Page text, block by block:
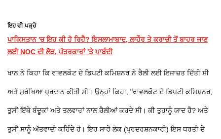
ਇਹ ਵੀ ਪੜ੍ਹੋ
ਪਾਕਿਸਤਾਨ 'ਚ ਇਹ ਕੀ ਹੋ ਰਿਹੈ? ਇਸਲਾਮਾਬਾਦ, ਲਾਹੌਰ ਤੇ ਕਰਾਚੀ ਤੋਂ ਬਾਹਰ ਜਾਣ
ਲਈ NOC ਦੀ ਲੋੜ, ਪੱਤਰਕਾਰਾਂ 'ਤੇ ਪਾਬੰਦੀ
ਖਾਨ ਨੇ ਕਿਹਾ ਕਿ ਰਾਵਲਕੋਟ ਦੇ ਡਿਪਟੀ ਕਮਿਸ਼ਨਰ ਨੇ ਰੈਲੀ ਲਈ ਇਜਾਜ਼ਤ ਦਿੱਤੀ ਸੀ
ਅਤੇ ਸੁਰੱਖਿਆ ਪ੍ਰਦਾਨ ਕੀਤੀ ਸੀ। ਉਨ੍ਹਾਂ ਕਿਹਾ, "ਰਾਵਲਕੋਟ ਦੇ ਡਿਪਟੀ ਕਮਿਸ਼ਨਰ,
ਤੁਸੀਂ ਇੱਥੇ ਬੰਦੂਕਾਂ ਅਤੇ ਤਲਵਾਰਾਂ ਨਾਲ ਰੈਲੀਆਂ ਕਰਦੇ ਸੀ। ਕੀ ਤੁਹਾਨੂੰ ਯਾਦ ਹੈ? ਅਤੇ
ਤੁਸੀਂ ਸਾਨੂੰ ਅੱਤਵਾਦੀ ਕਹਿੰਦੇ ਹੋ। ਇਹ ਸਾਰੇ ਲੋਕ (ਪ੍ਰਦਰਸ਼ਨਕਾਰੀ) ਇਸ ਧਰਤੀ ਦੇ